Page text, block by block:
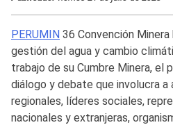
PERUMIN 36 Convención
gestión del agua y cambio
trabajo de su Cumbre Minera, el
diálogo y debate que involucra a
regionales, líderes sociales,
nacionales y extranjeras,